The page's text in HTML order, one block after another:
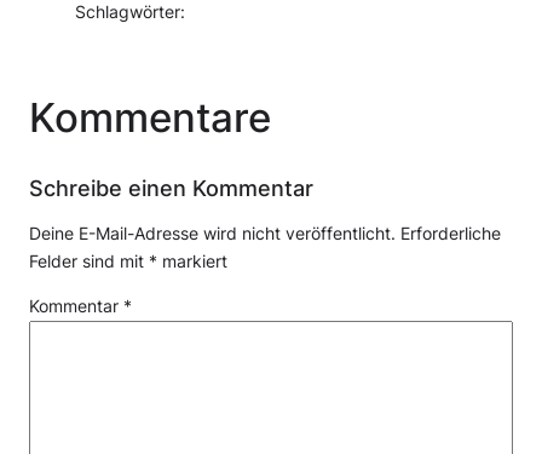
Schlagwörter:
Kommentare
Schreibe einen Kommentar
Deine E-Mail-Adresse wird nicht veröffentlicht. Erforderliche
Felder sind mit * markiert
Kommentar *